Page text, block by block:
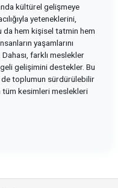
kültürel gelişmeye
yeteneklerini,
hem kişisel tatmin hem
yaşamlarını
farklı meslekler
gelişimini destekler. Bu
de toplumun sürdürülebilir
kesimleri meslekleri